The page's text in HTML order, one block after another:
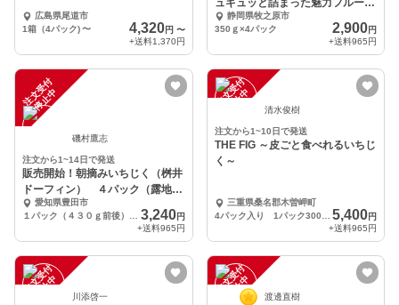
広島県尾道市
1箱（4パック)〜 4,320円 〜
+送料1,370円
ュギュッと詰まった魅力フルーツ
【いちじく】4パック
静岡県牧之原市
350ｇ×4パック
2,900円
+送料965円
注
文
受
付
停
止
中
磯村鷹志
注文から1~14日で発送
販売開始！朝摘みいちじく（桝井
ドーフィン） ４パック（露地栽
培、減農薬）
愛知県豊田市
3,240円
+送料965円
注
文
受
付
停
止
中 清水俊樹
注文から1~10日で発送
THE FIG ～皮ごと食べれるいちじ
く～
三重県桑名郡木曽岬町
5,400円
+送料965円
注
文
受
付
停
止
中 川添啓一
注
文
受
付
停
止
中 渡邊直樹